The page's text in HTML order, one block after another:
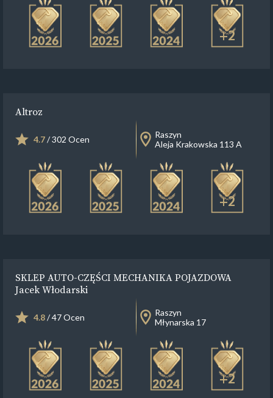
+2
Altroz
4.7/ 302 Ocen
Raszyn
Aleja Krakowska 113 A
+2
SKLEP AUTO-CZĘŚCI MECHANIKA POJAZDOWA
Jacek Włodarski
4.8/ 47 Ocen
Raszyn
Młynarska 17
+2